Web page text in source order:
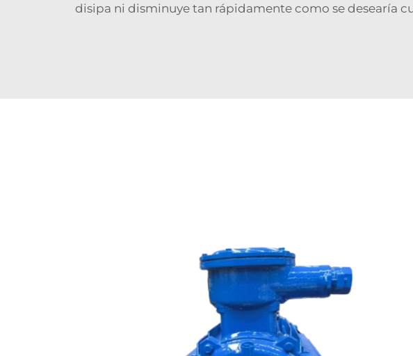
disipa ni disminuye tan rápidamente como se desearía